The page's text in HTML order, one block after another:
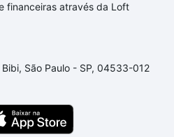
Se ainda tem alguma
no processo de
com segurança e
até as chaves.
financeiras através da Loft
São Paulo - SP, 04533-012